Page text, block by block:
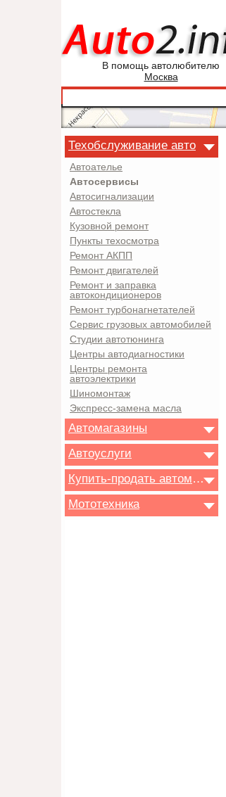
В помощь автолюбителю
Москва
Техобслуживание авто
Автоателье
Автосервисы
Автосигнализации
Автостекла
Кузовной ремонт
Пункты техосмотра
Ремонт АКПП
Ремонт двигателей
Ремонт и заправка
автокондиционеров
Ремонт турбонагнетателей
Сервис грузовых автомобилей
Студии автотюнинга
Центры автодиагностики
Центры ремонта
автоэлектрики
Шиномонтаж
Экспресс-замена масла
Автомагазины
Автоуслуги
Купить-продать автомобиль
Мототехника